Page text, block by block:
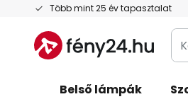
Több mint 25 év tapasztalat
Ugrás
tartalomhoz
Belső lámpák